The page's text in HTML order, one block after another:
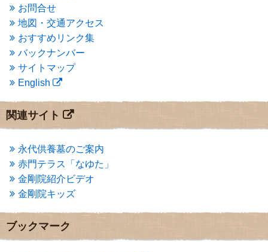
2014年9月
2014年5月(1)
2014年4月 (4)
2014年1月 (1)
2013年11月(4)
2013年10月 (2)
2013年9月(4)
2013年7月
(7)
2013年6月 (6)
2013年5月(13)
2013年4月(1)
2013年3月
(4)
2013年2月(6)
2013年1月(6)
2012年12月(7)
2012年10月(5)
2012年9月
(8)
お問合せ
地図・交通アクセス
おすすめリンク集
バックナンバー
サイトマップ
English
関連サイト
永代供養墓のご案内
赤門テラス「なゆた」
金剛院紹介ビデオ
金剛院キッズ
ブックマーク